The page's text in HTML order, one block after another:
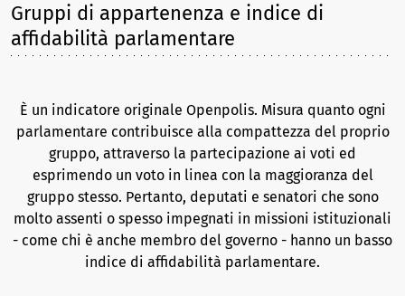
Gruppi di appartenenza e indice di
affidabilità parlamentare
È un indicatore originale Openpolis. Misura quanto ogni
parlamentare contribuisce alla compattezza del proprio
gruppo, attraverso la partecipazione ai voti ed
esprimendo un voto in linea con la maggioranza del
gruppo stesso. Pertanto, deputati e senatori che sono
molto assenti o spesso impegnati in missioni istituzionali
- come chi è anche membro del governo - hanno un basso
indice di affidabilità parlamentare.